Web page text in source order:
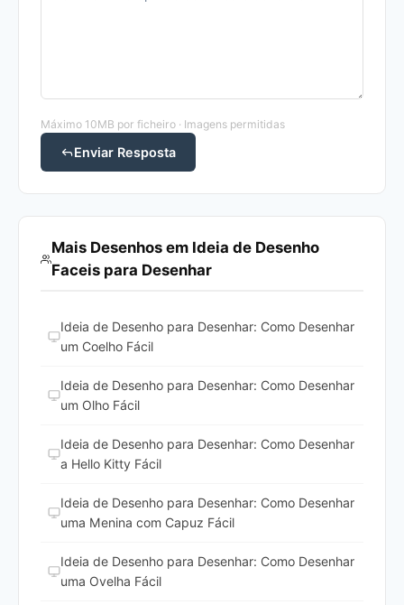
Máximo 10MB por ficheiro · Imagens permitidas
Enviar Resposta
Mais Desenhos em Ideia de Desenho
Faceis para Desenhar
Ideia de Desenho para Desenhar: Como Desenhar
um Coelho Fácil
Ideia de Desenho para Desenhar: Como Desenhar
um Olho Fácil
Ideia de Desenho para Desenhar: Como Desenhar
a Hello Kitty Fácil
Ideia de Desenho para Desenhar: Como Desenhar
uma Menina com Capuz Fácil
Ideia de Desenho para Desenhar: Como Desenhar
uma Ovelha Fácil